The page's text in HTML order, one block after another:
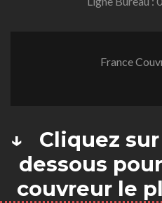
France
↓ Cliquez
dessous
couvreur le